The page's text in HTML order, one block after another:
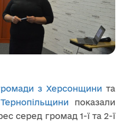
з Херсонщини та
показали
серед громад 1-ї та 2-ї